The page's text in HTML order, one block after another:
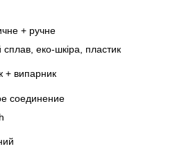
+ ручне
сплав, еко-шкіра, пластик
+ випарник
соединение